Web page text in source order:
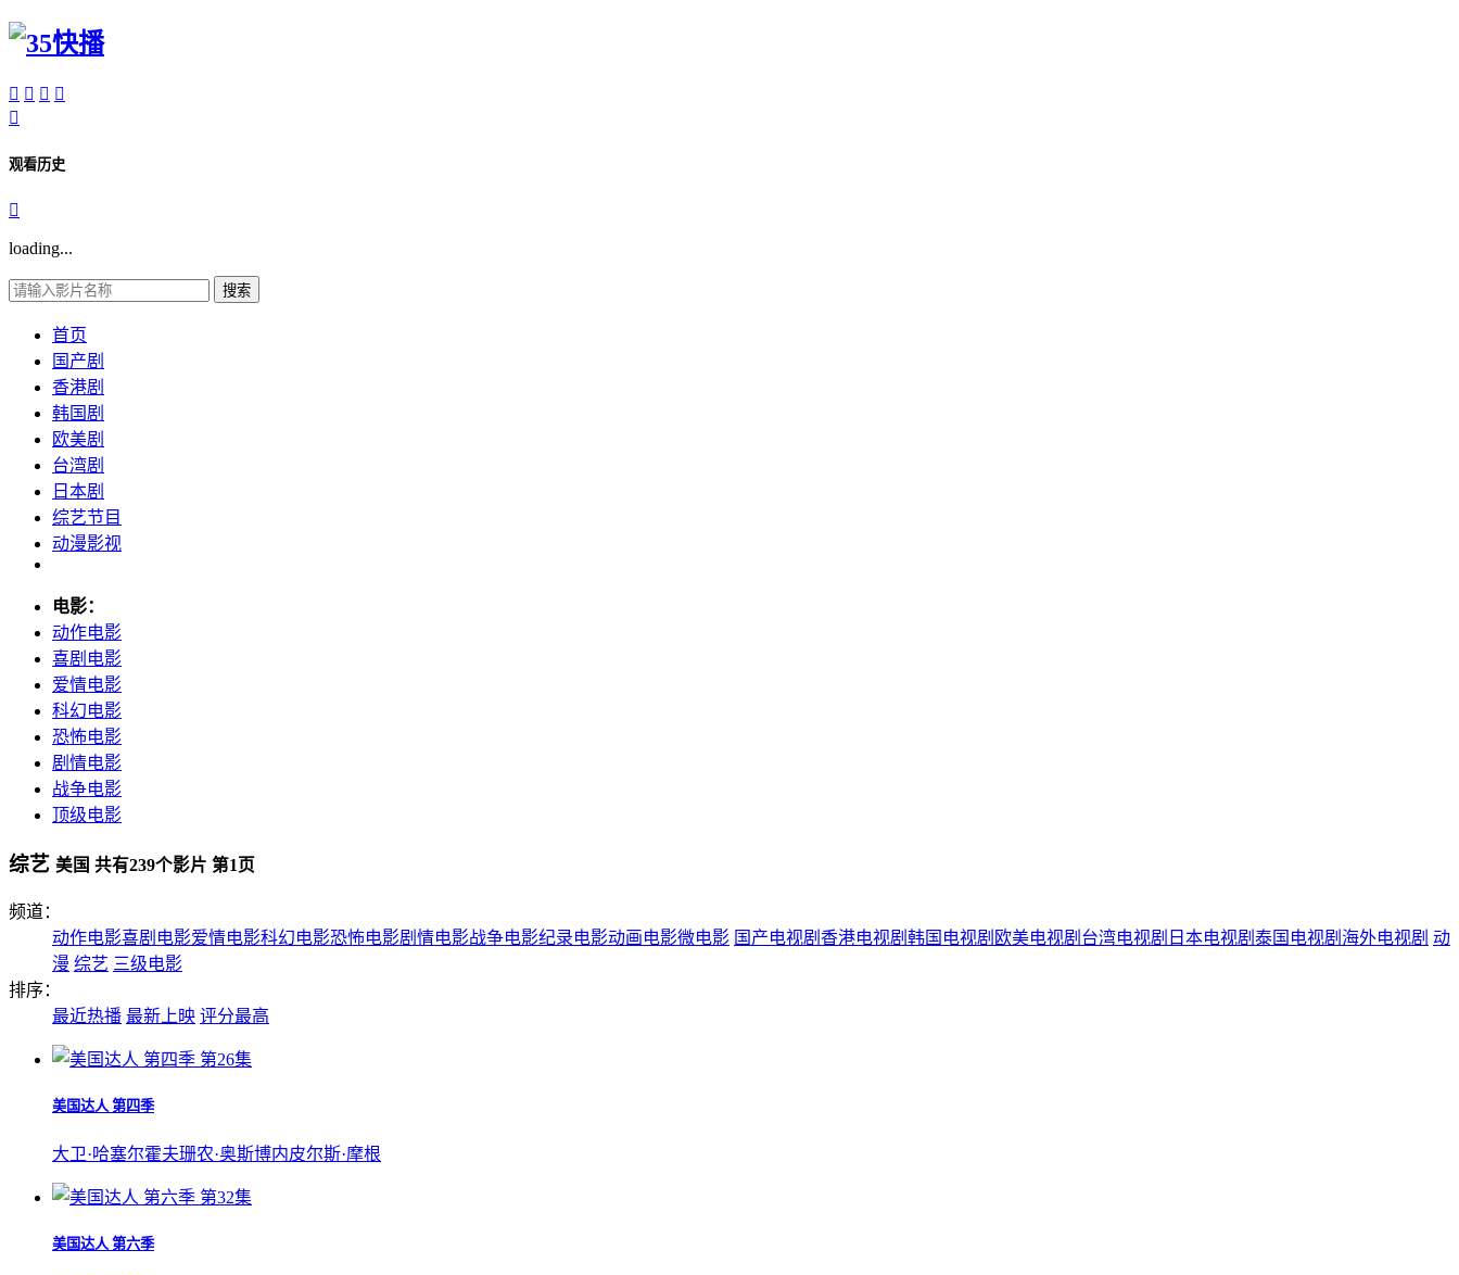
   

观看历史

loading...
搜索
首页
国产剧
香港剧
韩国剧
欧美剧
台湾剧
日本剧
综艺节目
动漫影视
电影：
动作电影
喜剧电影
爱情电影
科幻电影
恐怖电影
剧情电影
战争电影
顶级电影
综艺 美国 共有239个影片 第1 页
频道：
动作电影喜剧电影爱情电影科幻电影恐怖电影剧情电影战争电影纪录电影动画电影微电影 国产电视剧 香港电视剧 韩国电视剧 欧美电视剧 台湾电视剧 日本电视剧 泰国电视剧 海外电视剧 动
漫 综艺 三级电影
排序：
最近热播 最新上映 评分最高
第26集
美国达人 第四季
大卫·哈塞尔霍夫珊农·奥斯博内皮尔斯·摩根
第32集
美国达人 第六季